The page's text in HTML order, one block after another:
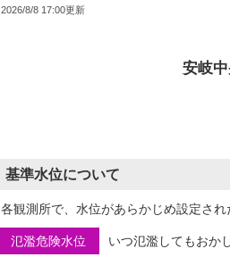
2026/8/8 17:00更新
安岐
基準水位について
各観測所で、水位があらかじめ設定さ
氾濫危険水位 いつ氾濫してもおか